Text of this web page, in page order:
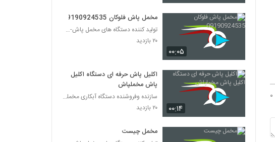
۰
۰۰:۰۵
مخمل پاش فلوکان 09190924535
تولید کننده دستگاه های مخمل پاش-هیدروگرافیک-ابکاری
۲۰ بازدید
۰۰:۱۴
اکلیل پاش حرفه ای دستگاه اکلیل
پاش مخملپاش
سازنده وفروشنده دستگاه آبکاری مخملپاش هیدروگرافیک
۲۰ بازدید
مخمل چیست